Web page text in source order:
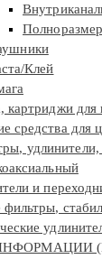
Клей
картриджи для
средства для
удлинители,
и
фильтры,